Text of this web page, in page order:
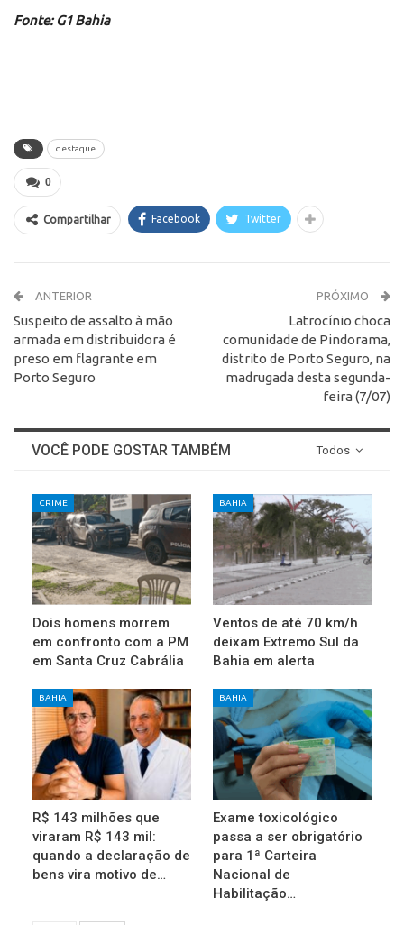
Fonte: G1 Bahia
destaque
0
Compartilhar Facebook Twitter
ANTERIOR
Suspeito de assalto à mão
armada em distribuidora é
preso em flagrante em
Porto Seguro
PRÓXIMO
Latrocínio choca
comunidade de Pindorama,
distrito de Porto Seguro, na
madrugada desta segunda-
feira (7/07)
Todos
VOCÊ PODE GOSTAR TAMBÉM
CRIME
Dois homens morrem
em confronto com a PM
em Santa Cruz Cabrália
BAHIA
Ventos de até 70 km/h
deixam Extremo Sul da
Bahia em alerta
BAHIA
R$ 143 milhões que
viraram R$ 143 mil:
quando a declaração de
bens vira motivo de…
BAHIA
Exame toxicológico
passa a ser obrigatório
para 1ª Carteira
Nacional de
Habilitação…